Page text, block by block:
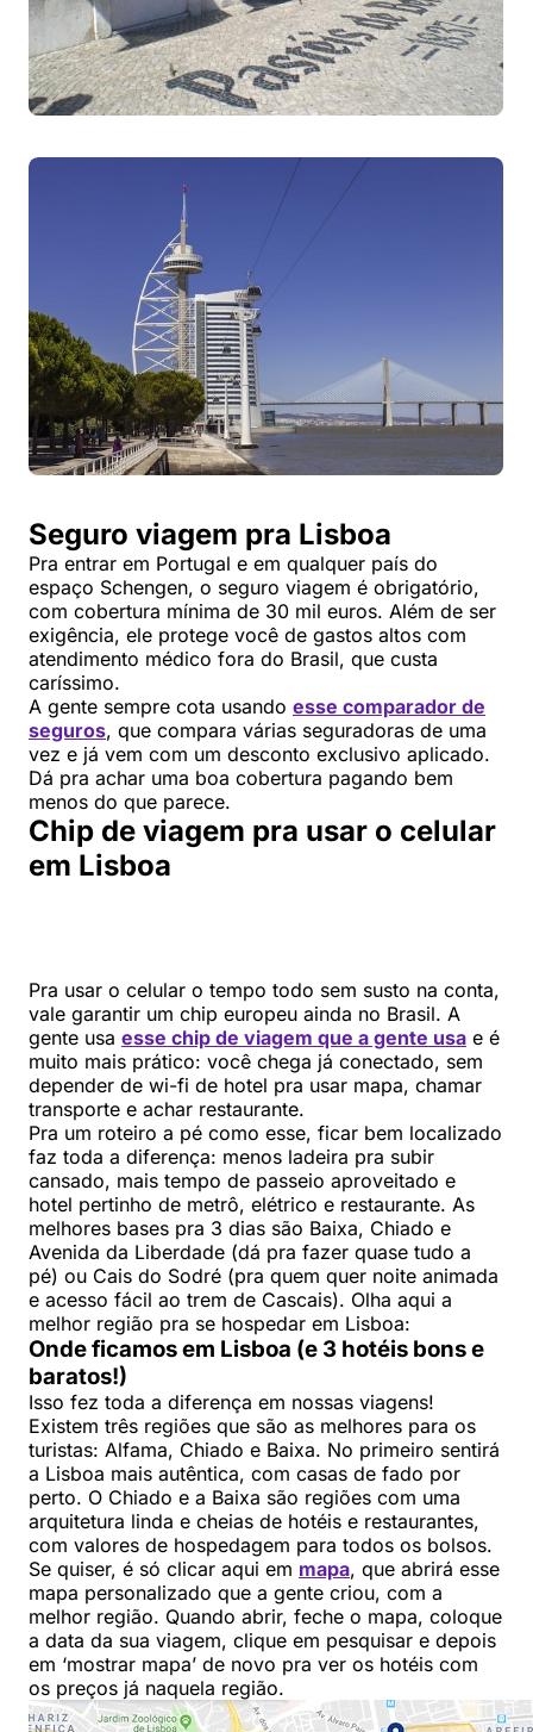
Seguro viagem pra Lisboa
Pra entrar em Portugal e em qualquer país do
espaço Schengen, o seguro viagem é obrigatório,
com cobertura mínima de 30 mil euros. Além de ser
exigência, ele protege você de gastos altos com
atendimento médico fora do Brasil, que custa
caríssimo.
A gente sempre cota usando esse comparador de
seguros, que compara várias seguradoras de uma
vez e já vem com um desconto exclusivo aplicado.
Dá pra achar uma boa cobertura pagando bem
menos do que parece.
Chip de viagem pra usar o celular
em Lisboa
Pra usar o celular o tempo todo sem susto na conta,
vale garantir um chip europeu ainda no Brasil. A
gente usa esse chip de viagem que a gente usa e é
muito mais prático: você chega já conectado, sem
depender de wi-fi de hotel pra usar mapa, chamar
transporte e achar restaurante.
Pra um roteiro a pé como esse, ficar bem localizado
faz toda a diferença: menos ladeira pra subir
cansado, mais tempo de passeio aproveitado e
hotel pertinho de metrô, elétrico e restaurante. As
melhores bases pra 3 dias são Baixa, Chiado e
Avenida da Liberdade (dá pra fazer quase tudo a
pé) ou Cais do Sodré (pra quem quer noite animada
e acesso fácil ao trem de Cascais). Olha aqui a
melhor região pra se hospedar em Lisboa:
Onde ficamos em Lisboa (e 3 hotéis bons e
baratos!)
Isso fez toda a diferença em nossas viagens!
Existem três regiões que são as melhores para os
turistas: Alfama, Chiado e Baixa. No primeiro sentirá
a Lisboa mais autêntica, com casas de fado por
perto. O Chiado e a Baixa são regiões com uma
arquitetura linda e cheias de hotéis e restaurantes,
com valores de hospedagem para todos os bolsos.
Se quiser, é só clicar aqui em mapa, que abrirá esse
mapa personalizado que a gente criou, com a
melhor região. Quando abrir, feche o mapa, coloque
a data da sua viagem, clique em pesquisar e depois
em ‘mostrar mapa’ de novo pra ver os hotéis com
os preços já naquela região.